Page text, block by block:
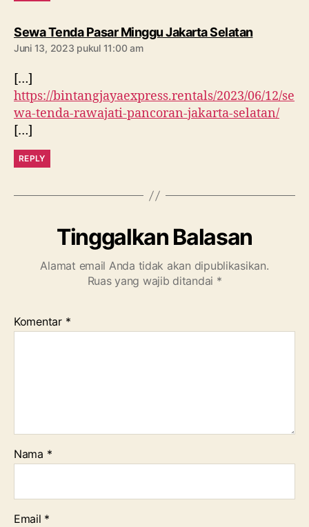
Sewa Tenda Pasar Minggu Jakarta Selatan
Juni 13, 2023 pukul 11:00 am
[…]
https://bintangjayaexpress.rentals/2023/06/12/se
wa-tenda-rawajati-pancoran-jakarta-selatan/
[…]
REPLY
Tinggalkan Balasan
Alamat email Anda tidak akan dipublikasikan.
Ruas yang wajib ditandai *
Komentar *
Nama *
Email *